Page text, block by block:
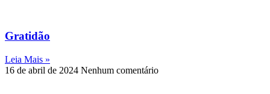
Gratidão
Leia Mais »
16 de abril de 2024 Nenhum comentário